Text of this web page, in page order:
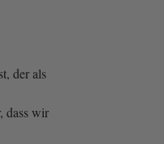
der als
dass wir